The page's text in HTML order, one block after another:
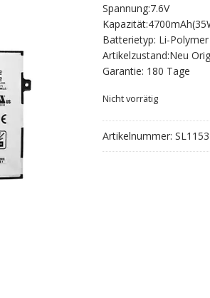
war:
€63,20
ist:
€41,80.
Spannung:7.6V
Batterietyp: Li-Polymer
Artikelzustand:Neu
Garantie: 180 Tage
Nicht vorrätig
Artikelnummer: